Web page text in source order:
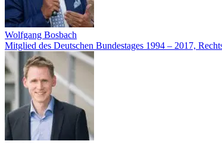
Wolfgang Bosbach
Mitglied des Deutschen Bundestages 1994 – 2017,